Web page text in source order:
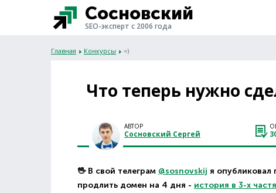
Сосновский
SEO-эксперт с 2006 года
Главная Конкурсы =)
Что теперь нужно
АВТОР
Сосновский Сергей
🖖 В свой телеграм @sosnovskij я опубликовал
продлить домен на 4 дня - история в 3-х